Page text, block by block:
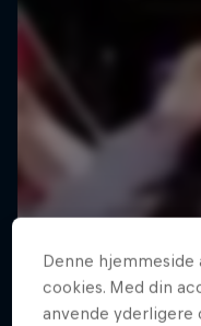
Denne hjemmeside
cookies. Med din
anvende yderligere